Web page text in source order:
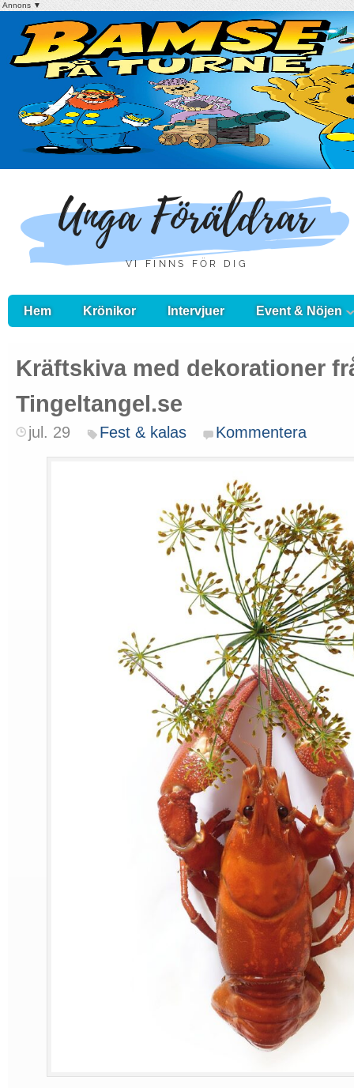
Annons ▼
Hem Krönikor Intervjuer Event & Nöjen
Kräftskiva med dekorationer
Tingeltangel.se
jul. 29 Fest & kalas Kommentera